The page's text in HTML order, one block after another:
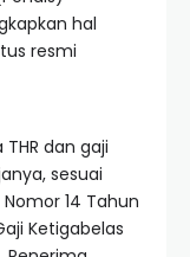
hal
resmi
dan gaji
sesuai
14 Tahun
Ketigabelas